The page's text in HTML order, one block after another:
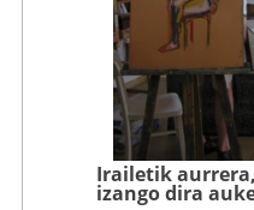
Irailetik
izango dira